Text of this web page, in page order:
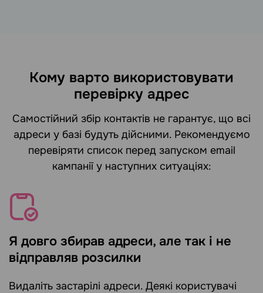
Кому варто використовувати
перевірку адрес
Самостійний збір контактів не гарантує, що всі
адреси у базі будуть дійсними. Рекомендуємо
перевіряти список перед запуском email
кампанії у наступних ситуаціях:
Я довго збирав адреси, але так і не
відправляв розсилки
Видаліть застарілі адреси. Деякі користувачі